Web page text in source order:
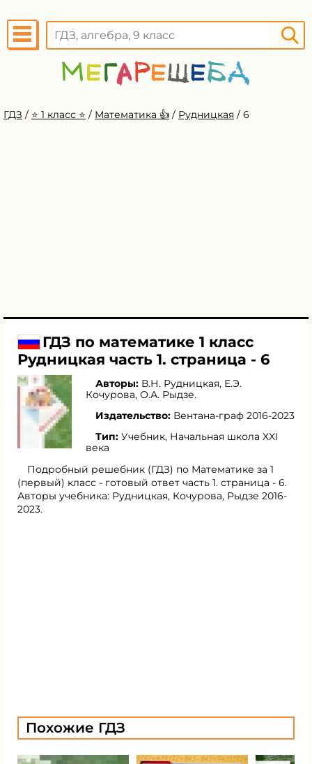
ГДЗ / ⭐️ 1 класс ⭐️ / Математика 👍 / Рудницкая / 6
ГДЗ по математике 1 класс
Рудницкая часть 1. страница - 6
Авторы: В.Н. Рудницкая, Е.Э.
Кочурова, О.А. Рыдзе.
Издательство: Вентана-граф 2016-2023
Тип: Учебник, Начальная школа XXI
века
Подробный решебник (ГДЗ) по Математике за 1
(первый) класс - готовый ответ часть 1. страница - 6.
Авторы учебника: Рудницкая, Кочурова, Рыдзе 2016-
2023.
Похожие ГДЗ